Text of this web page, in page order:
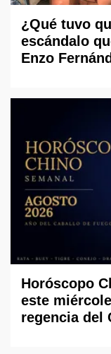
¿Qué tuvo
escándalo
Enzo
Horóscopo
este
regencia del